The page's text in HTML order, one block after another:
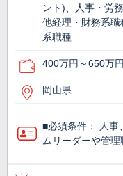
ント)、人事・労
他経理・財務系
系職種
400万円～650万円
岡山県
■必須条件： 人事
ムリーダーや管